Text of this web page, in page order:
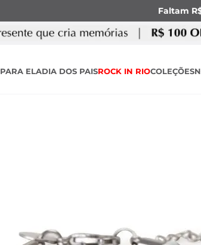
Faltam
PARA ELADIA DOS PAISROCK IN RIOCOLEÇÕES